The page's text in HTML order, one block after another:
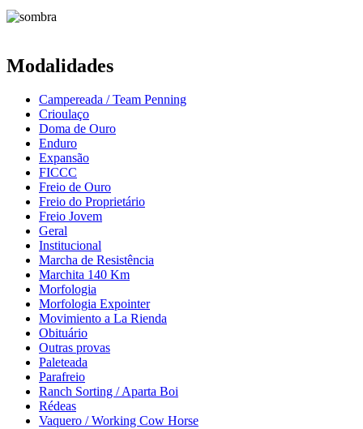
Modalidades
Campereada / Team Penning
Crioulaço
Doma de Ouro
Enduro
Expansão
FICCC
Freio de Ouro
Freio do Proprietário
Freio Jovem
Geral
Institucional
Marcha de Resistência
Marchita 140 Km
Morfologia
Morfologia Expointer
Movimiento a La Rienda
Obituário
Outras provas
Paleteada
Parafreio
Ranch Sorting / Aparta Boi
Rédeas
Vaquero / Working Cow Horse